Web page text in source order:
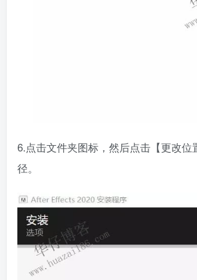
6.点击文件夹图标，然后点击【更改位
径。